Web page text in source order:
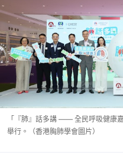
「『肺』話多講 —— 全民呼吸健康
舉行。（香港胸肺學會圖片）